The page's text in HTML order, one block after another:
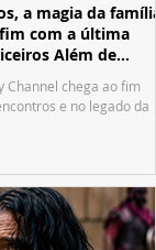
a magia da família
com a última
Além de
Channel chega ao fim
e no legado da